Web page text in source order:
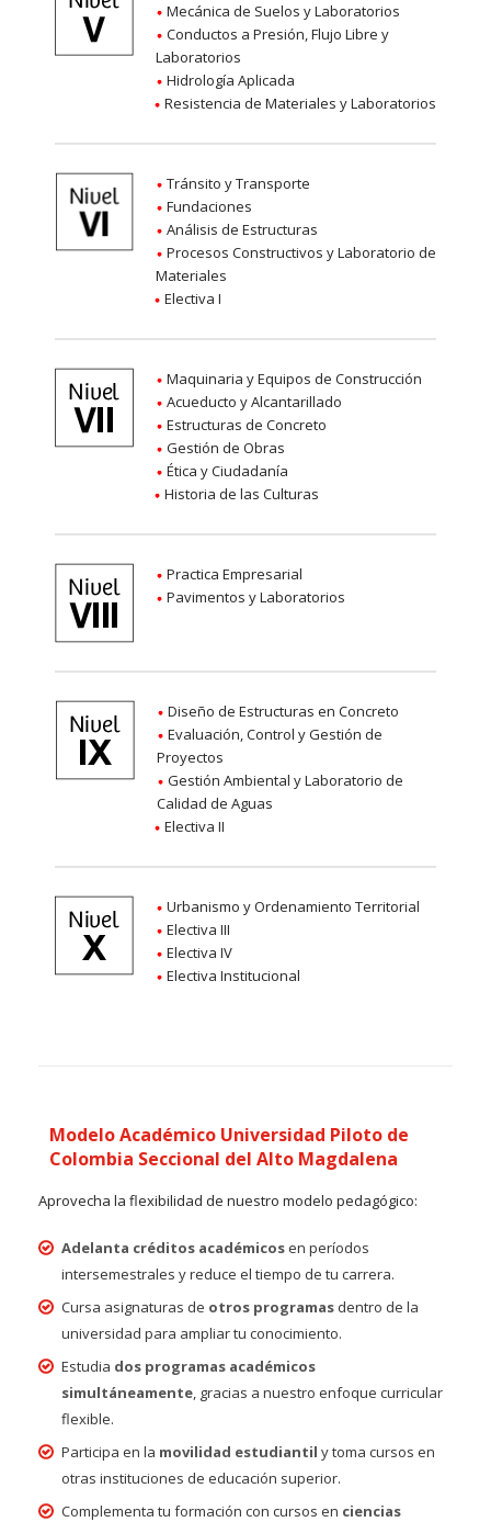
Mecánica de Suelos y Laboratorios
Conductos a Presión, Flujo Libre y
Laboratorios
Hidrología Aplicada
Resistencia de Materiales y Laboratorios
Tránsito y Transporte
Fundaciones
Análisis de Estructuras
Procesos Constructivos y Laboratorio de
Materiales
Electiva I
Maquinaria y Equipos de Construcción
Acueducto y Alcantarillado
Estructuras de Concreto
Gestión de Obras
Ética y Ciudadanía
Historia de las Culturas
Practica Empresarial
Pavimentos y Laboratorios
Diseño de Estructuras en Concreto
Evaluación, Control y Gestión de
Proyectos
Gestión Ambiental y Laboratorio de
Calidad de Aguas
Electiva II
Urbanismo y Ordenamiento Territorial
Electiva III
Electiva IV
Electiva Institucional
Modelo Académico Universidad Piloto de
Colombia Seccional del Alto Magdalena
Aprovecha la flexibilidad de nuestro modelo pedagógico:
Adelanta créditos académicosen períodos
intersemestrales y reduce el tiempo de tu carrera.
Cursa asignaturas de otros programas dentro de la
universidad para ampliar tu conocimiento.
Estudia dos programas académicos
simultáneamente, gracias a nuestro enfoque curricular
flexible.
Participa en la movilidad estudiantil y toma cursos en
otras instituciones de educación superior.
Complementa tu formación con cursos en ciencias